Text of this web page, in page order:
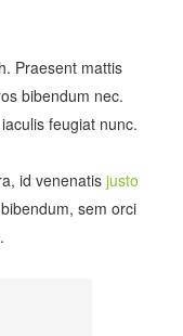
Praesent mattis
bibendum nec.
feugiat nunc.
id venenatis justo
sem orci